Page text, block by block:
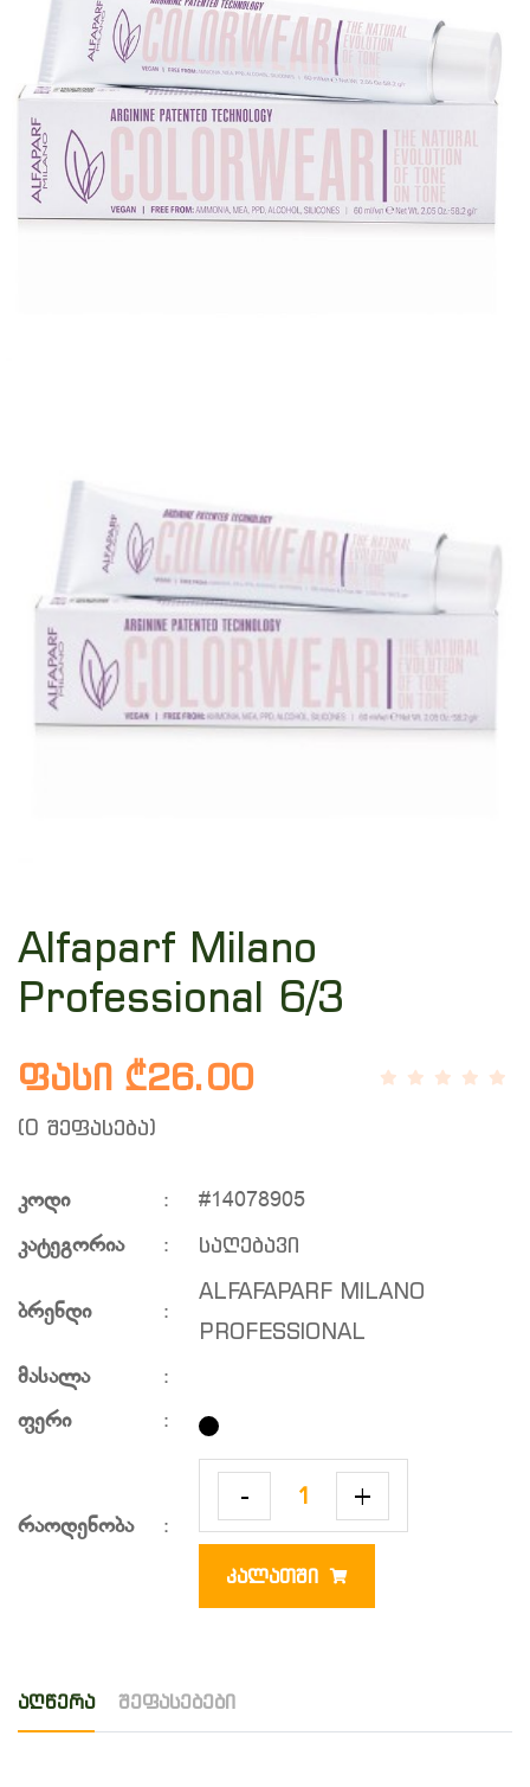
Alfaparf Milano
Professional 6/3
ფასი ₾26.00
(0 შეფასება)
კოდი :
#14078905
კატეგორია
: საღებავი
ბრენდი :
ALFAFAPARF MILANO
PROFESSIONAL
მასალა
:
ფერი
:
რაოდენობა :
- +
ᲙᲐᲚᲐᲗᲨᲘ
აღწერა შეფასებები